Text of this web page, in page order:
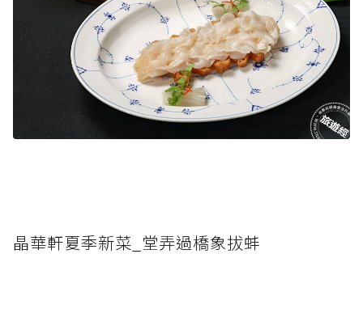
晶華軒夏季新菜_堂弄過橋象拔蚌